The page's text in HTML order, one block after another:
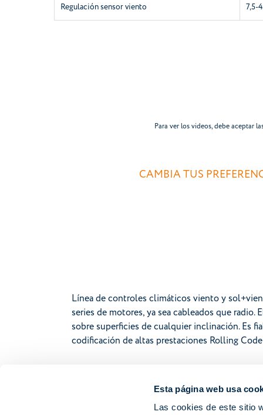
Esta página web usa
Las cookies de este sitio
Regulación sensor viento 7,5-
Para ver los videos, debe aceptar
CAMBIA TUS
Línea de controles climáticos viento y
series de motores, ya sea cableados que radio.
sobre superficies de cualquier inclinación. Es
codificación de altas prestaciones Rolling